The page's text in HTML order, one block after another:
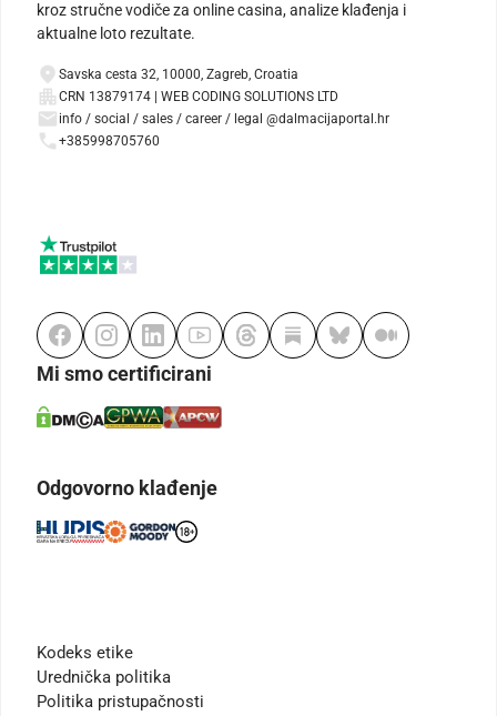
kroz stručne vodiče za online casina, analize klađenja i
aktualne loto rezultate.
Savska cesta 32, 10000, Zagreb, Croatia
CRN 13879174 | WEB CODING SOLUTIONS LTD
info / social / sales / career / legal @dalmacijaportal.hr
+385998705760
Mi smo certificirani
Odgovorno klađenje
Kodeks etike
Urednička politika
Politika pristupačnosti